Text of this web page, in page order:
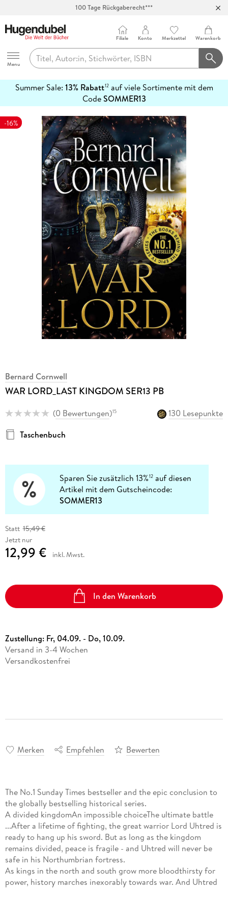
100 Tage Rückgaberecht***
Hugendubel
Menu
Filiale Konto Merkzettel Warenkorb
Summer Sale: 13% Rabatt12auf viele Sortimente mit dem
CodeSOMMER13
erfahren
-16%
Bernard Cornwell
WAR LORD_LAST KINGDOM SER13 PB
(0 Bewertungen)15
130 Lesepunkte
Taschenbuch
Sparen Sie zusätzlich 13%12 auf diesen
Artikel mit dem Gutscheincode:
SOMMER13
Statt 15,49 €
Jetzt nur
12,99 € inkl. Mwst.
In den Warenkorb
Zustellung: Fr, 04.09. - Do, 10.09.
Versand in 3-4 Wochen
Versandkostenfrei
Merken Empfehlen Bewerten
The No.1 Sunday Times bestseller and the epic conclusion to
the globally bestselling historical series.
A divided kingdomAn impossible choiceThe ultimate battle
...After a lifetime of fighting, the great warrior Lord Uhtred is
ready to hang up his sword. But as long as the kingdom
remains divided, peace is fragile - and Uhtred will never be
safe in his Northumbrian fortress.
As kings in the north and south grow more bloodthirsty for
power, history marches inexorably towards war. And Uhtred